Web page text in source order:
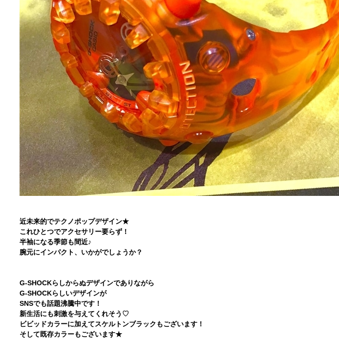
近未来的でテクノポップデザイン★
これひとつでアクセサリー要らず！
半袖になる季節も間近♪
腕元にインパクト、いかがでしょうか？
G-SHOCKらしからぬデザインでありながら
G-SHOCKらしいデザインが
SNSでも話題沸騰中です！
新生活にも刺激を与えてくれそう♡
ビビッドカラーに加えてスケルトンブラックもございます！
そして既存カラーもございます★